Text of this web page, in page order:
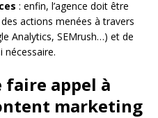
: enfin, l’agence doit être
des actions menées à travers
Analytics, SEMrush…) et de
nécessaire.
faire appel à
marketing